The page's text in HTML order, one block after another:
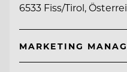
6533 Fiss/Tirol,
MARKETING